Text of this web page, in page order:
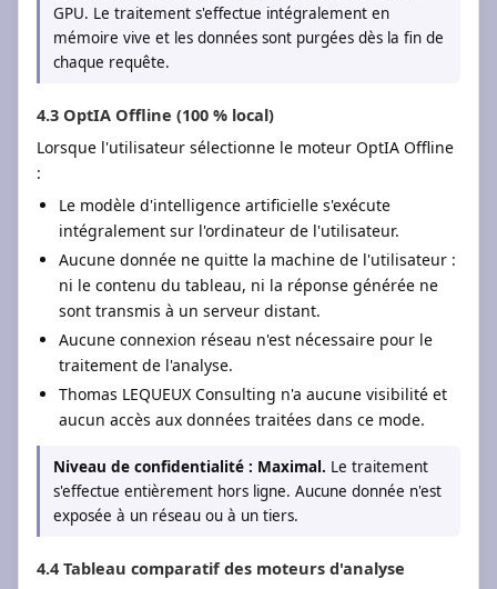
GPU. Le traitement s'effectue intégralement en
mémoire vive et les données sont purgées dès la fin de
chaque requête.
4.3 OptIA Offline (100 % local)
Lorsque l'utilisateur sélectionne le moteur OptIA Offline
:
Le modèle d'intelligence artificielle s'exécute
intégralement sur l'ordinateur de l'utilisateur.
Aucune donnée ne quitte la machine de l'utilisateur :
ni le contenu du tableau, ni la réponse générée ne
sont transmis à un serveur distant.
Aucune connexion réseau n'est nécessaire pour le
traitement de l'analyse.
Thomas LEQUEUX Consulting n'a aucune visibilité et
aucun accès aux données traitées dans ce mode.
Niveau de confidentialité : Maximal. Le traitement
s'effectue entièrement hors ligne. Aucune donnée n'est
exposée à un réseau ou à un tiers.
4.4 Tableau comparatif des moteurs d'analyse